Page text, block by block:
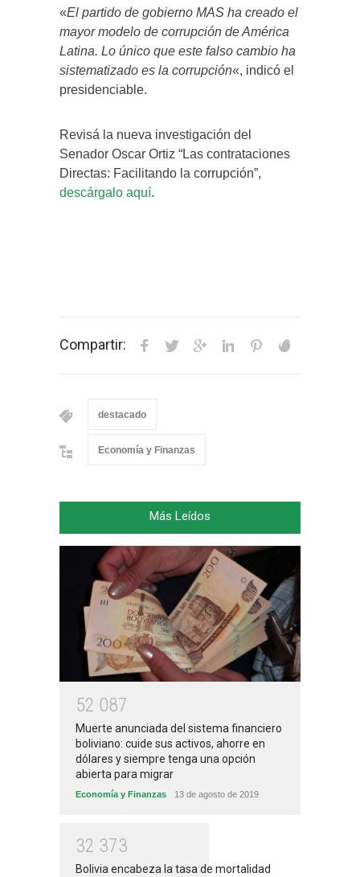
«El partido de gobierno MAS ha creado el
mayor modelo de corrupción de América
Latina. Lo único que este falso cambio ha
sistematizado es la corrupción«, indicó el
presidenciable.
Revisá la nueva investigación del
Senador Oscar Ortiz “Las contrataciones
Directas: Facilitando la corrupción”,
descárgalo aquí.
Compartir:
destacado
Economía y Finanzas
Más Leídos
52 087
Muerte anunciada del sistema financiero
boliviano: cuide sus activos, ahorre en
dólares y siempre tenga una opción
abierta para migrar
Economía y Finanzas 13 de agosto de 2019
32 373
Bolivia encabeza la tasa de mortalidad